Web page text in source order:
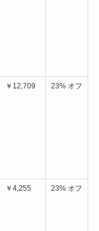
￥12,709 23% オフ
￥4,255 23% オフ